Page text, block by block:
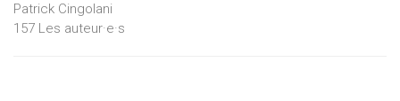
Patrick Cingolani
157 Les auteur·e·s